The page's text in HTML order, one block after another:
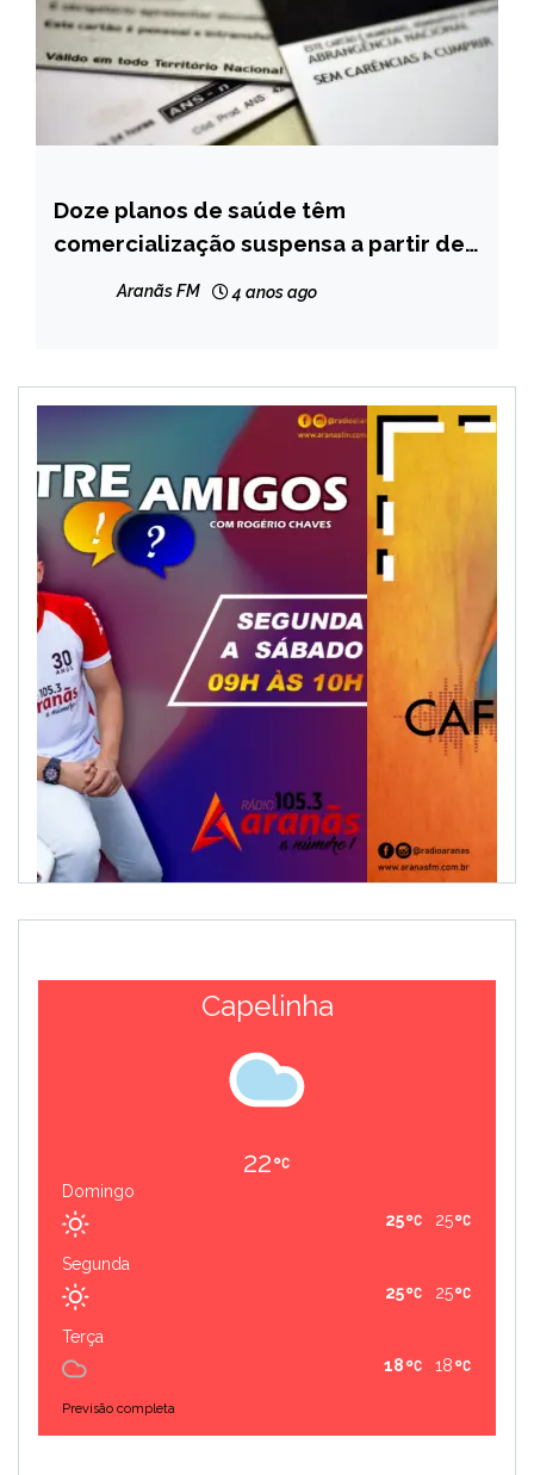
BRASIL
NOTÍCIAS
Doze planos de saúde têm
comercialização suspensa a partir de
Aranãs FM 4 anos ago
Capelinha
22
Domingo
25
25
Segunda
25
25
Terça
18
18
Previsão completa